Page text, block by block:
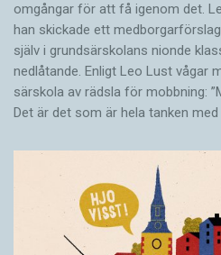
omgångar för att få igenom det.
han skickade ett
själv i grundsärskolans nionde
nedlåtande. Enligt Leo Lust vågar
särskola av rädsla för mobbning:
Det är det som är hela tanken